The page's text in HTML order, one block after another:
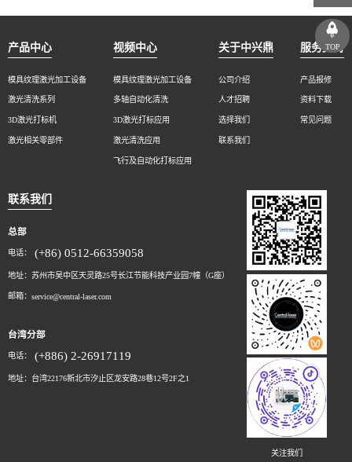
产品中心
模具纹理激光加工设备
激光清洗系列
3D激光打标机
激光相关零部件
视频中心
模具纹理激光加工设备
多轴自动化清洗
3D激光打标应用
激光清洗应用
飞行及自动化打标应用
关于中兴鼎
公司介绍
人才招聘
选择我们
联系我们
服务支持
产品报修
资料下载
常见问题
联系我们
总部
电话： (+86) 0512-66359058
地址：苏州市吴中区天灵路25号长江节能科技产业园7幢（G座）
邮箱： service@central-laser.com
台湾分部
电话： (+886) 2-26917119
地址：台湾22176新北市汐止区龙安路28巷12号2F之1
关注我们
TOP